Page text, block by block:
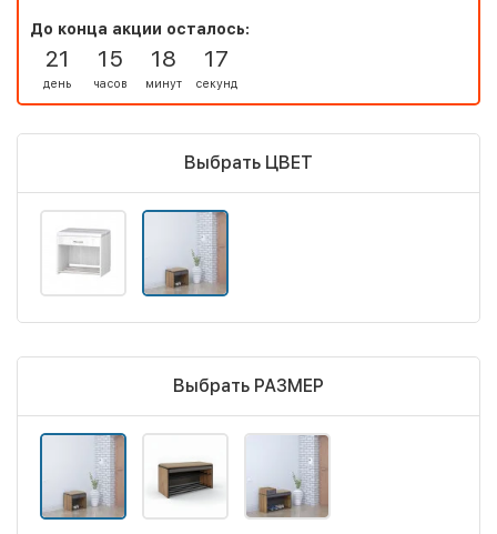
До конца акции осталось:
21
день
15
часов
18
минут
16
секунд
Выбрать ЦВЕТ
Выбрать РАЗМЕР